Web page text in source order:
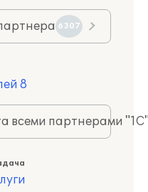
6307
8
всеми партнерами